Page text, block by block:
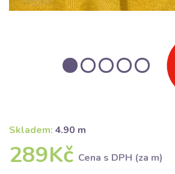
Skladem: 4.90 m
289Kč Cena s DPH (za m)